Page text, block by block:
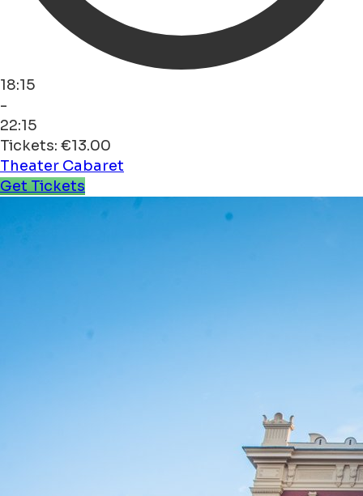
18:15
-
22:15
Tickets: €13.00
Theater Cabaret
Get Tickets